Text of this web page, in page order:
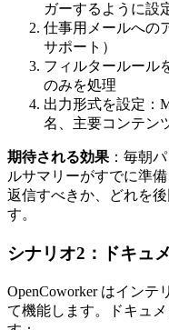
ガーするように設
仕事用メールへの
サポート）
フィルタールール
のみを処理
出力形式を設定：
名、主要コンテン
期待される効果 ：毎朝
ルサマリーがすでに準
返信すべきか、どれを
す。
シナリオ2：ドキュ
OpenCoworker はイン
て機能します。ドキュ